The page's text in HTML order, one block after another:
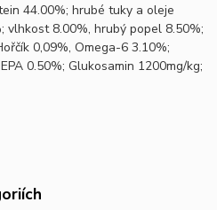
44.00%; hrubé tuky a oleje
vlhkost 8.00%, hrubý popel 8.50%;
0,09%, Omega-6 3.10%;
0.50%; Glukosamin 1200mg/kg;